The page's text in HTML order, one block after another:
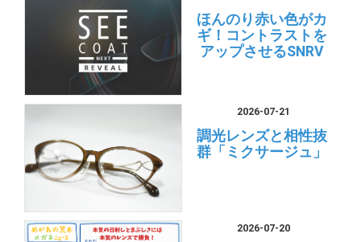
ほんのり赤い色がカ
ギ！コントラストを
アップさせるSNRV
2026-07-21
調光レンズと相性抜
群「ミクサージュ」
2026-07-20